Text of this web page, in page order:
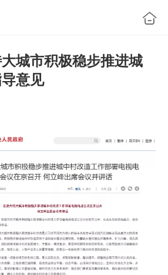
城市积极稳步推进城
意见